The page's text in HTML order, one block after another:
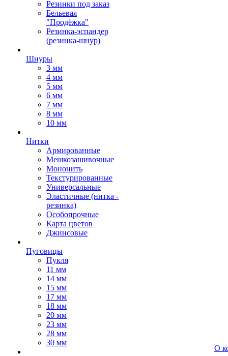
Резинки под заказ
Бельевая
"Продёжка"
Резинка-эспандер
(резинка-шнур)
Шнуры
3 мм
4 мм
5 мм
6 мм
7 мм
8 мм
10 мм
Нитки
Армированные
Мешкозашивочные
Мононить
Текстурированные
Универсальные
Эластичные (нитка -
резинка)
Особопрочные
Карта цветов
Джинсовые
Пуговицы
Пукля
11 мм
14 мм
15 мм
17 мм
18 мм
20 мм
23 мм
28 мм
30 мм
О